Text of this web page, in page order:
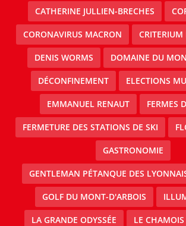
CATHERINE JULLIEN-BRECHES
CORONAVIRUS MACRON
DENIS WORMS DOMAINE DU
DÉCONFINEMENT ELECTIONS
EMMANUEL RENAUT FERMES
FERMETURE DES STATIONS DE SKI
GASTRONOMIE
GENTLEMAN PÉTANQUE DES
GOLF DU MONT-D'ARBOIS
LA GRANDE ODYSSÉE LE CHAMOIS